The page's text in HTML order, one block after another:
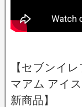
【セブンイ
マアム アイ
新商品】